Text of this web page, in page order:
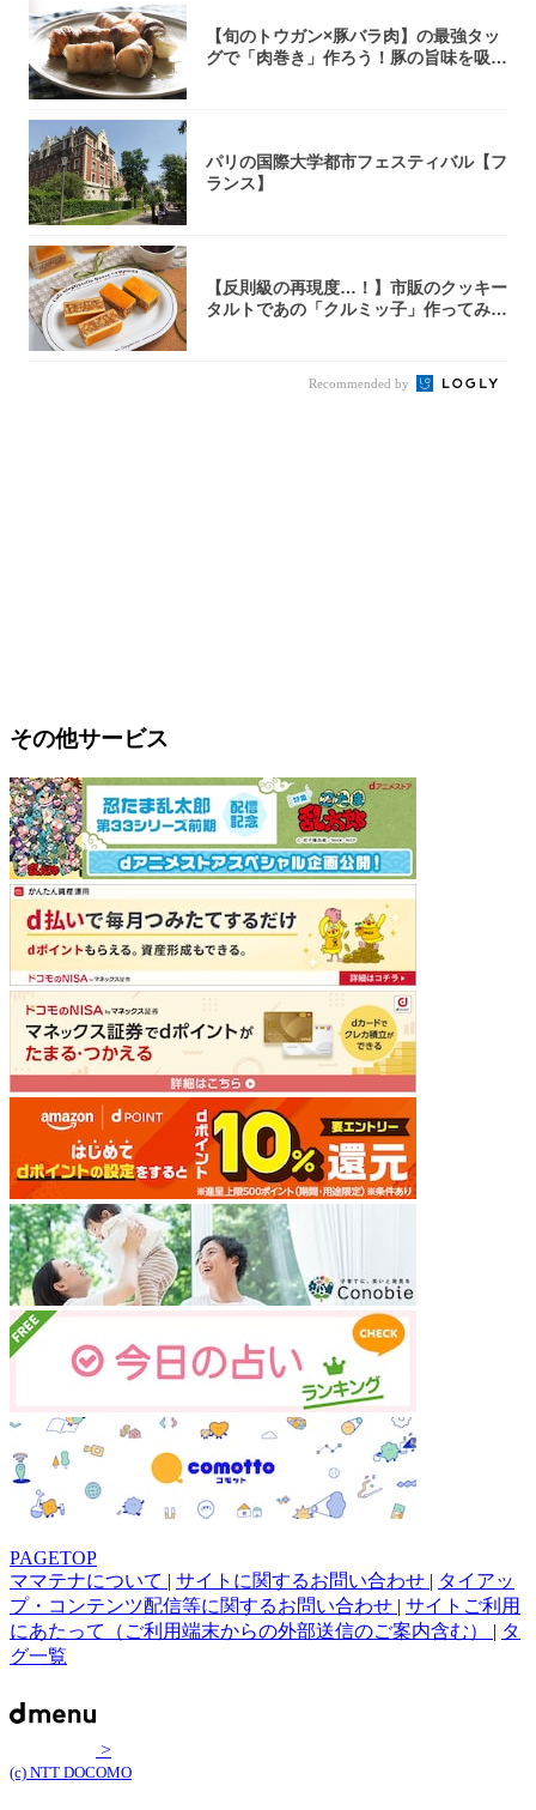
【旬のトウガン×豚バラ肉】の最強タッ
グで「肉巻き」作ろう！豚の旨味を吸い
パリの国際大学都市フェスティバル【フ
ランス】
【反則級の再現度…！】市販のクッキー
タルトであの「クルミッ子」作ってみ
Recommended by
その他サービス
PAGETOP
ママテナについて | サイトに関するお問い合わせ | タイアッ
プ・コンテンツ配信等に関するお問い合わせ | サイトご利用
にあたって（ご利用端末からの外部送信のご案内含む） | タ
グ一覧
>
(c) NTT DOCOMO